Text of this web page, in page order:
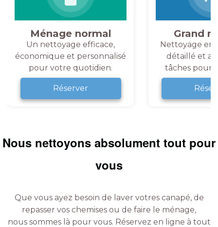
Ménage normal
Un nettoyage efficace,
économique et personnalisé
pour votre quotidien.
Réserver
Grand
Nettoyage en
détaillé et
tâches pour
Nous nettoyons absolument tout pour
vous
Que vous ayez besoin de laver votres canapé, de
repasser vos chemises ou de faire le ménage,
nous sommes là pour vous. Réservez en ligne à tout